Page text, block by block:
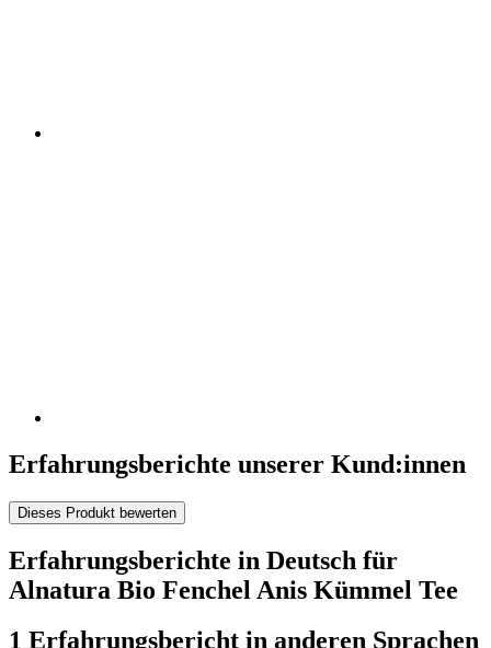
Erfahrungsberichte unserer Kund:innen
Dieses Produkt bewerten
Erfahrungsberichte in Deutsch für
Alnatura Bio Fenchel Anis Kümmel Tee
1 Erfahrungsbericht in anderen Sprachen